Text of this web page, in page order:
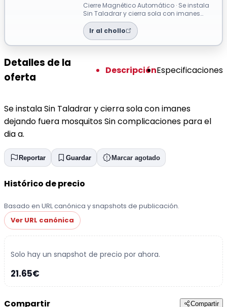
Cierre Magnético Automático · Se instala
Sin Taladrar y cierra sola con imanes
dejando fuera mosquitos Sin complicaci...
Ir al chollo
Detalles de la
oferta
DescripciónEspecificaciones
Se instala Sin Taladrar y cierra sola con imanes
dejando fuera mosquitos Sin complicaciones para el
dia a.
Reportar Guardar Marcar agotado
Histórico de precio
Basado en URL canónica y snapshots de publicación.
Ver URL canónica
Solo hay un snapshot de precio por ahora.
21.65€
Compartir Compartir